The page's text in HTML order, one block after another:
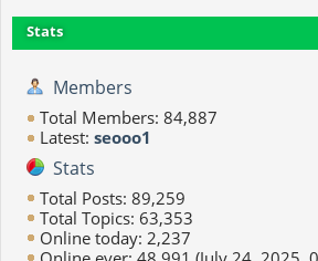
Stats
Members
Total Members: 84,887
Latest: seooo1
Stats
Total Posts: 89,259
Total Topics: 63,353
Online today: 2,237